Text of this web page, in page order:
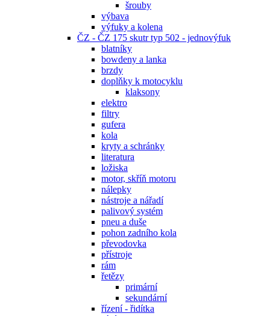
šrouby
výbava
výfuky a kolena
ČZ - ČZ 175 skutr typ 502 - jednovýfuk
blatníky
bowdeny a lanka
brzdy
doplňky k motocyklu
klaksony
elektro
filtry
gufera
kola
kryty a schránky
literatura
ložiska
motor, skříň motoru
nálepky
nástroje a nářadí
palivový systém
pneu a duše
pohon zadního kola
převodovka
přístroje
rám
řetězy
primární
sekundární
řízení - řidítka